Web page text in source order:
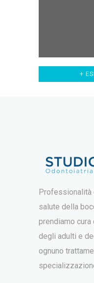
+
Professionalità
salute della
prendiamo
degli adulti e
ognuno